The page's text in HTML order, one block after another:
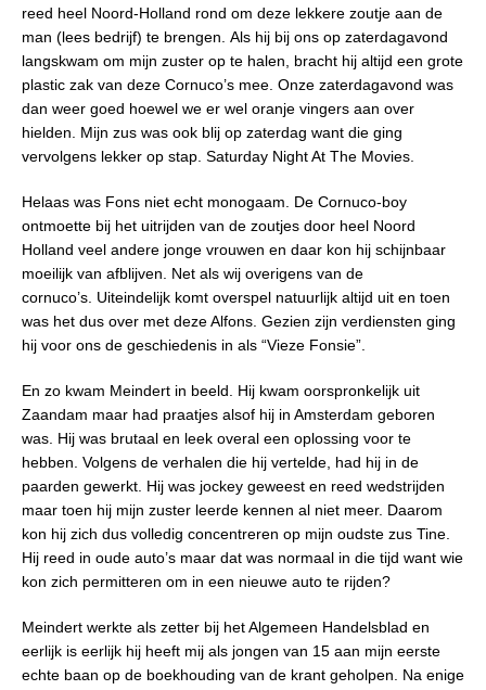
reed heel Noord-Holland rond om deze lekkere zoutje aan de
man (lees bedrijf) te brengen. Als hij bij ons op zaterdagavond
langskwam om mijn zuster op te halen, bracht hij altijd een grote
plastic zak van deze Cornuco’s mee. Onze zaterdagavond was
dan weer goed hoewel we er wel oranje vingers aan over
hielden. Mijn zus was ook blij op zaterdag want die ging
vervolgens lekker op stap. Saturday Night At The Movies.
Helaas was Fons niet echt monogaam. De Cornuco-boy
ontmoette bij het uitrijden van de zoutjes door heel Noord
Holland veel andere jonge vrouwen en daar kon hij schijnbaar
moeilijk van afblijven. Net als wij overigens van de
cornuco’s. Uiteindelijk komt overspel natuurlijk altijd uit en toen
was het dus over met deze Alfons. Gezien zijn verdiensten ging
hij voor ons de geschiedenis in als “Vieze Fonsie”.
En zo kwam Meindert in beeld. Hij kwam oorspronkelijk uit
Zaandam maar had praatjes alsof hij in Amsterdam geboren
was. Hij was brutaal en leek overal een oplossing voor te
hebben. Volgens de verhalen die hij vertelde, had hij in de
paarden gewerkt. Hij was jockey geweest en reed wedstrijden
maar toen hij mijn zuster leerde kennen al niet meer. Daarom
kon hij zich dus volledig concentreren op mijn oudste zus Tine.
Hij reed in oude auto’s maar dat was normaal in die tijd want wie
kon zich permitteren om in een nieuwe auto te rijden?
Meindert werkte als zetter bij het Algemeen Handelsblad en
eerlijk is eerlijk hij heeft mij als jongen van 15 aan mijn eerste
echte baan op de boekhouding van de krant geholpen. Na enige